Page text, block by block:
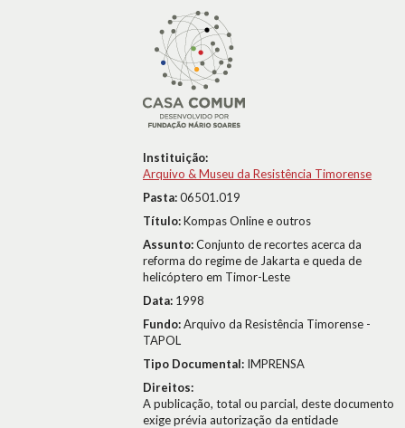
Instituição:
Arquivo & Museu da Resistência Timorense
Pasta:06501.019
Título:Kompas Online e outros
Assunto:Conjunto de recortes acerca da
reforma do regime de Jakarta e queda de
helicóptero em Timor-Leste
Data: 1998
Fundo:Arquivo da Resistência Timorense -
TAPOL
Tipo Documental: IMPRENSA
Direitos:
A publicação, total ou parcial, deste documento
exige prévia autorização da entidade